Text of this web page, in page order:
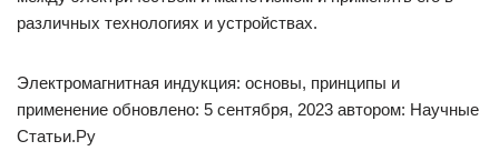
различных технологиях и устройствах.
Электромагнитная индукция: основы, принципы и
применение обновлено: 5 сентября, 2023 автором: Научные
Статьи.Ру